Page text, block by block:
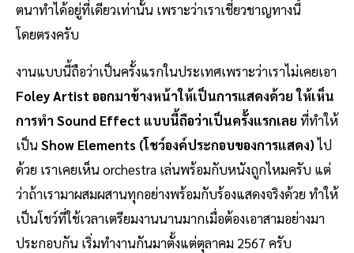
ตนาทำได้อยู่ที่เดียวเท่านั้น เพราะว่าเราเชี่ยวชาญทางนี้
โดยตรงครับ
งานแบบนี้ถือว่าเป็นครั้งแรกในประเทศเพราะว่าเราไม่เคยเอา
Foley Artist ออกมาข้างหน้าให้เป็นการแสดงด้วย ให้เห็น
การทำ Sound Effect แบบนี้ถือว่าเป็นครั้งแรกเลย ที่ทำให้
เป็นShow Elements (โชว์องค์ประกอบของการแสดง)ไป
ด้วย เราเคยเห็น orchestra เล่นพร้อมกับหนังถูกไหมครับ แต่
ว่าถ้าเรามาผสมผสานทุกอย่างพร้อมกับร้องแสดงจริงด้วย ทำให้
เป็นโชว์ที่ใช้เวลาเตรียมงานนานมากเมื่อต้องเอาสามอย่างมา
ประกอบกัน เริ่มทำงานกันมาตั้งแต่ตุลาคม 2567 ครับ